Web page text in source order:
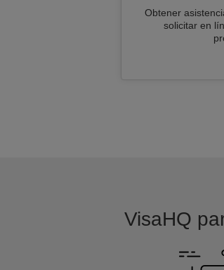
Obtener
solicitar en
VisaHQ